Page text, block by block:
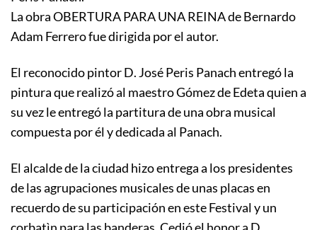
La obra OBERTURA PARA UNA REINA de Bernardo
Adam Ferrero fue dirigida por el autor.
El reconocido pintor D. José Peris Panach entregó la
pintura que realizó al maestro Gómez de Edeta quien a
su vez le entregó la partitura de una obra musical
compuesta por él y dedicada al Panach.
El alcalde de la ciudad hizo entrega a los presidentes
de las agrupaciones musicales de unas placas en
recuerdo de su participación en este Festival y un